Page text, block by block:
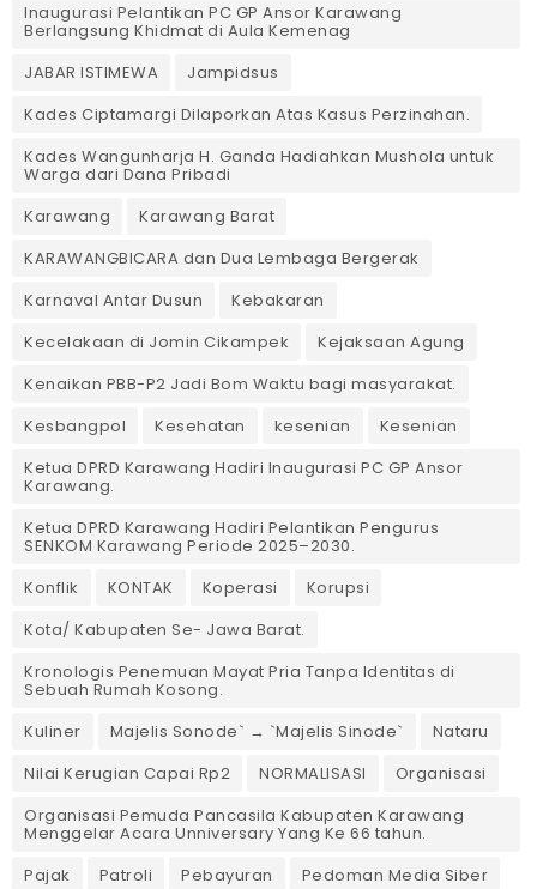
Inaugurasi Pelantikan PC GP Ansor Karawang
Berlangsung Khidmat di Aula Kemenag
JABAR ISTIMEWA
Jampidsus
Kades Ciptamargi Dilaporkan Atas Kasus Perzinahan.
Kades Wangunharja H. Ganda Hadiahkan Mushola untuk
Warga dari Dana Pribadi ‎
Karawang
Karawang Barat
KARAWANGBICARA dan Dua Lembaga Bergerak
Karnaval Antar Dusun
Kebakaran
Kecelakaan di Jomin Cikampek
Kejaksaan Agung
Kenaikan PBB-P2 Jadi Bom Waktu bagi masyarakat.
Kesbangpol
Kesehatan kesenian
Kesenian
Ketua DPRD Karawang Hadiri Inaugurasi PC GP Ansor
Karawang.
Ketua DPRD Karawang Hadiri Pelantikan Pengurus
SENKOM Karawang Periode 2025–2030. ‎
Konflik
KONTAK Koperasi
Korupsi
Kota/ Kabupaten Se- Jawa Barat.
Kronologis Penemuan Mayat Pria Tanpa Identitas di
Sebuah Rumah Kosong.
Kuliner
Majelis Sonode` → `Majelis Sinode`
Nataru
Nilai Kerugian Capai Rp2
NORMALISASI
Organisasi
Organisasi Pemuda Pancasila Kabupaten Karawang
Menggelar Acara Unniversary Yang Ke 66 tahun.
Pajak
Patroli Pebayuran
Pedoman Media Siber